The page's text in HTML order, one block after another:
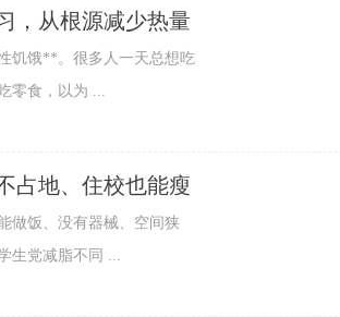
，从根源减少热量
饿**。很多人一天总想吃
零食，以为 ...
占地、住校也能瘦
饭、没有器械、空间狭
生党减脂不同 ...